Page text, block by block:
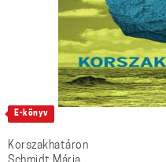
E-könyv
Korszakhatáron